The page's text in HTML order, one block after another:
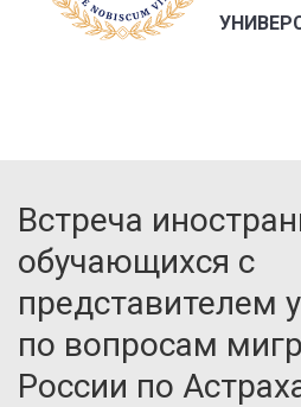
Встреча
обучающихся с
представителем
по вопросам
России по